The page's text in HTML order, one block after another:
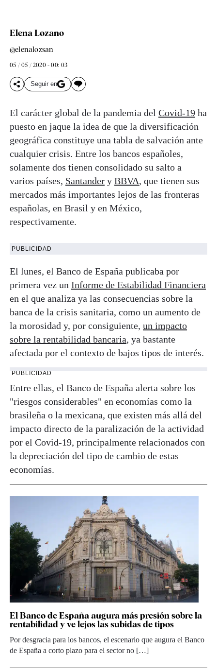
Elena Lozano
@elenalozsan
05 / 05 / 2020 - 00: 03
Seguir en
El carácter global de la pandemia del Covid-19 ha
puesto en jaque la idea de que la diversificación
geográfica constituye una tabla de salvación ante
cualquier crisis. Entre los bancos españoles,
solamente dos tienen consolidado su salto a
varios países, Santander y BBVA, que tienen sus
mercados más importantes lejos de las fronteras
españolas, en Brasil y en México,
respectivamente.
PUBLICIDAD
El lunes, el Banco de España publicaba por
primera vez un Informe de Estabilidad Financiera
en el que analiza ya las consecuencias sobre la
banca de la crisis sanitaria, como un aumento de
la morosidad y, por consiguiente, un impacto
sobre la rentabilidad bancaria, ya bastante
afectada por el contexto de bajos tipos de interés.
PUBLICIDAD
Entre ellas, el Banco de España alerta sobre los
"riesgos considerables" en economías como la
brasileña o la mexicana, que existen más allá del
impacto directo de la paralización de la actividad
por el Covid-19, principalmente relacionados con
la depreciación del tipo de cambio de estas
economías.
El Banco de España augura más presión sobre la
rentabilidad y ve lejos las subidas de tipos
Por desgracia para los bancos, el escenario que augura el Banco
de España a corto plazo para el sector no […]